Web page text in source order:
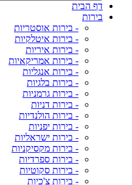
דף הבית
בירות
- בירות אוסטריות
- בירות איטלקיות
- בירות איריות
- בירות אמריקאיות
- בירות אנגליות
- בירות בלגיות
- בירות גרמניות
- בירות דניות
- בירות הולנדיות
- בירות יפניות
- בירות ישראליות
- בירות מקסיקניות
- בירות ספרדיות
- בירות סקוטיות
- בירות צ'כיות